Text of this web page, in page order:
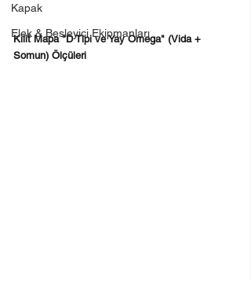
Kapak
Elek & Besleyici Ekipmanları
Kilit Mapa "D Tipi ve Yay Omega" (Vida +
Somun) Ölçüleri